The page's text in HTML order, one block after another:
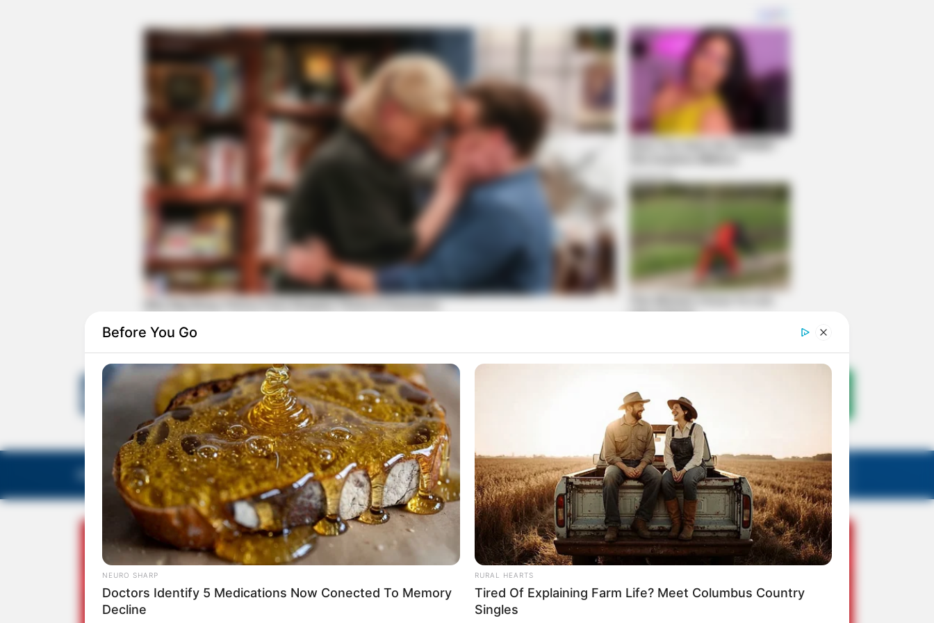
EDITORIAS GALERIA DE FOTOS NOTA DE FALECIMENTO FALE CONOSCO VC REPÓRTER
Before You Go
NEURO SHARP
Doctors Identify 5 Medications Now Conected To Memory
Decline
RURAL HEARTS
Tired Of Explaining Farm Life? Meet Columbus Country
Singles